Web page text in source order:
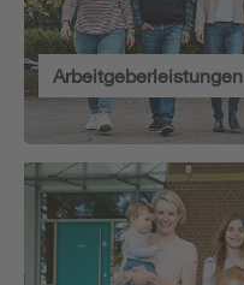
Arbeitgeberleistungen